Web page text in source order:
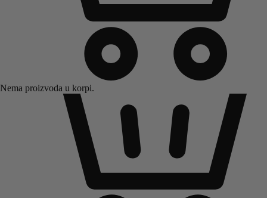
Nema proizvoda u korpi.